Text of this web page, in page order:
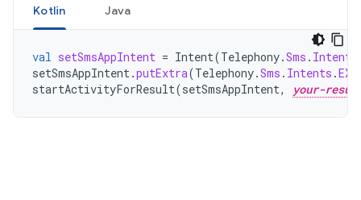
Kotlin Java
val setSmsAppIntent = Intent(Telephony.Sms . Intents
setSmsAppIntent.putExtra(Telephony.Sms . Intents .
startActivityForResult(setSmsAppIntent, your-